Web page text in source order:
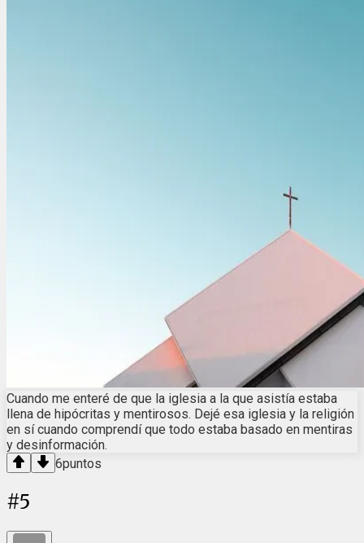
Cuando me enteré de que la iglesia a la que asistía estaba
llena de hipócritas y mentirosos. Dejé esa iglesia y la religión
en sí cuando comprendí que todo estaba basado en mentiras
y desinformación.
6puntos
#5